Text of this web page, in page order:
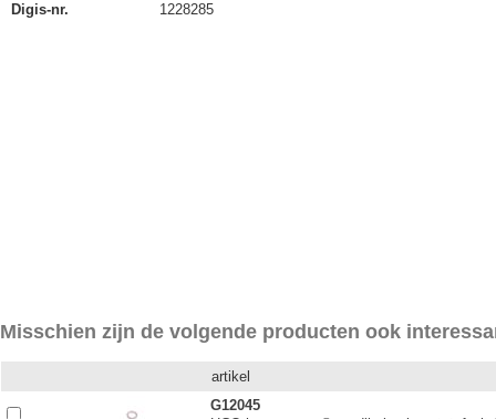
Digis-nr.
1228285
Misschien zijn de volgende producten ook
artikel
G12045